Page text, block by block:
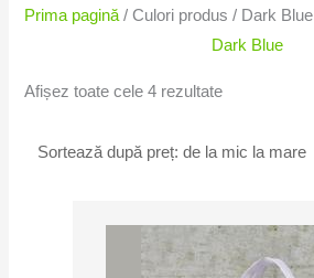
Prima pagină/ Culori produs / Dark Blue
Dark Blue
Afișez toate cele 4 rezultatemic
mare